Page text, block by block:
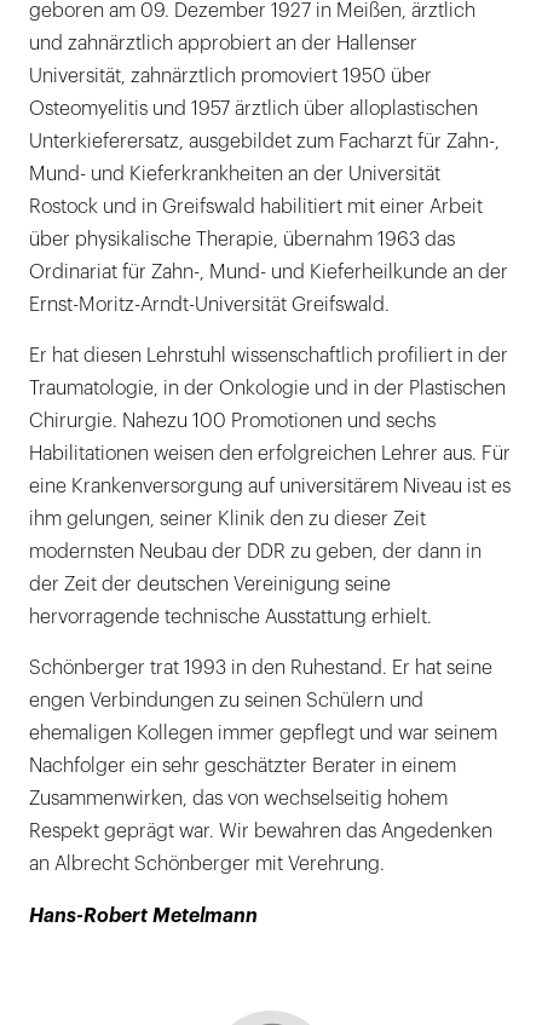
geboren am 09. Dezember 1927 in Meißen, ärztlich
und zahnärztlich approbiert an der Hallenser
Universität, zahnärztlich promoviert 1950 über
Osteomyelitis und 1957 ärztlich über alloplastischen
Unterkieferersatz, ausgebildet zum Facharzt für Zahn-,
Mund- und Kieferkrankheiten an der Universität
Rostock und in Greifswald habilitiert mit einer Arbeit
über physikalische Therapie, übernahm 1963 das
Ordinariat für Zahn-, Mund- und Kieferheilkunde an der
Ernst-Moritz-Arndt-Universität Greifswald.
Er hat diesen Lehrstuhl wissenschaftlich profiliert in der
Traumatologie, in der Onkologie und in der Plastischen
Chirurgie. Nahezu 100 Promotionen und sechs
Habilitationen weisen den erfolgreichen Lehrer aus. Für
eine Krankenversorgung auf universitärem Niveau ist es
ihm gelungen, seiner Klinik den zu dieser Zeit
modernsten Neubau der DDR zu geben, der dann in
der Zeit der deutschen Vereinigung seine
hervorragende technische Ausstattung erhielt.
Schönberger trat 1993 in den Ruhestand. Er hat seine
engen Verbindungen zu seinen Schülern und
ehemaligen Kollegen immer gepflegt und war seinem
Nachfolger ein sehr geschätzter Berater in einem
Zusammenwirken, das von wechselseitig hohem
Respekt geprägt war. Wir bewahren das Angedenken
an Albrecht Schönberger mit Verehrung.
Hans-Robert Metelmann